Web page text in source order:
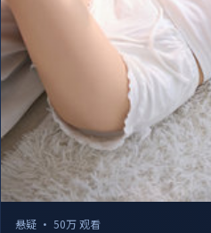
悬疑 · 50万 观看